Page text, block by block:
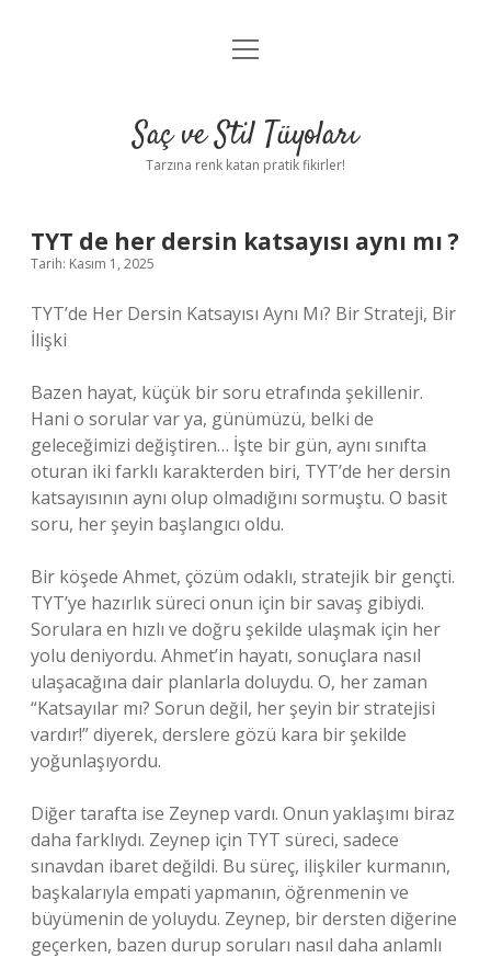
Anasayfa
Yasal Uyarı
menüyü
Saç ve Stil Tüyoları
Tarzına renk katan pratik fikirler!
TYT de her dersin katsayısı aynı mı ?
Tarih: Kasım 1, 2025
TYT’de Her Dersin Katsayısı Aynı Mı? Bir Strateji, Bir
İlişki
Bazen hayat, küçük bir soru etrafında şekillenir.
Hani o sorular var ya, günümüzü, belki de
geleceğimizi değiştiren… İşte bir gün, aynı sınıfta
oturan iki farklı karakterden biri, TYT’de her dersin
katsayısının aynı olup olmadığını sormuştu. O basit
soru, her şeyin başlangıcı oldu.
Bir köşede Ahmet, çözüm odaklı, stratejik bir gençti.
TYT’ye hazırlık süreci onun için bir savaş gibiydi.
Sorulara en hızlı ve doğru şekilde ulaşmak için her
yolu deniyordu. Ahmet’in hayatı, sonuçlara nasıl
ulaşacağına dair planlarla doluydu. O, her zaman
“Katsayılar mı? Sorun değil, her şeyin bir stratejisi
vardır!” diyerek, derslere gözü kara bir şekilde
yoğunlaşıyordu.
Diğer tarafta ise Zeynep vardı. Onun yaklaşımı biraz
daha farklıydı. Zeynep için TYT süreci, sadece
sınavdan ibaret değildi. Bu süreç, ilişkiler kurmanın,
başkalarıyla empati yapmanın, öğrenmenin ve
büyümenin de yoluydu. Zeynep, bir dersten diğerine
geçerken, bazen durup soruları nasıl daha anlamlı